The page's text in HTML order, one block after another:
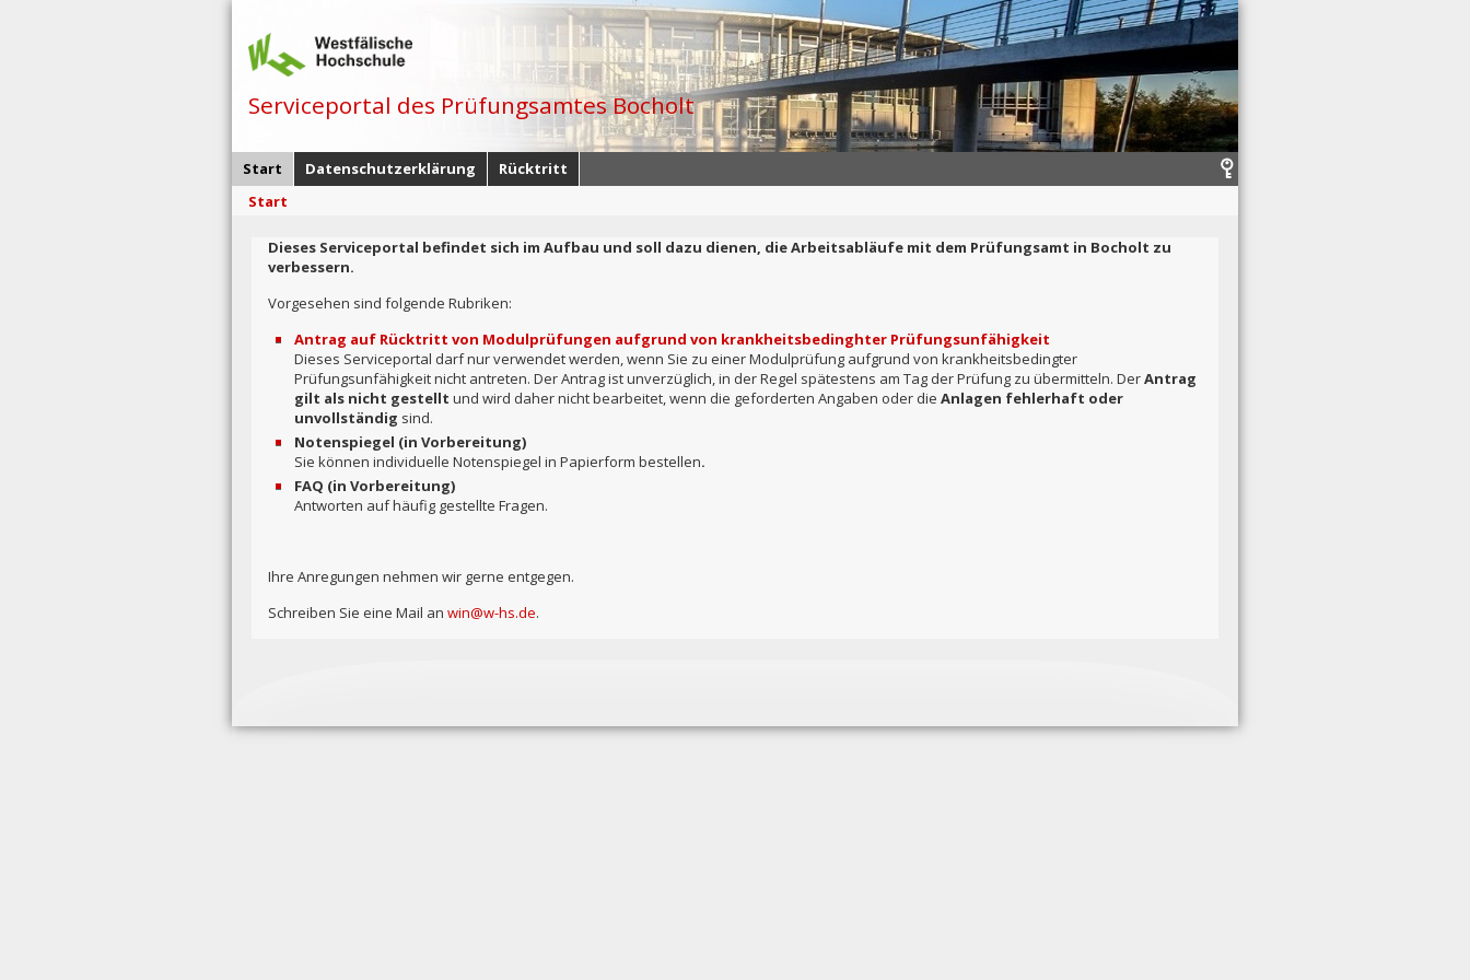
Serviceportal des Prüfungsamtes Bocholt
Start Datenschutzerklärung
Rücktritt
Start
Dieses Serviceportal befindet sich im Aufbau und soll dazu dienen, die Arbeitsabläufe mit dem Prüfungsamt in Bocholt zu
verbessern.
Vorgesehen sind folgende Rubriken:
Antrag auf Rücktritt von Modulprüfungen aufgrund von krankheitsbedinghter Prüfungsunfähigkeit
Dieses Serviceportal darf nur verwendet werden, wenn Sie zu einer Modulprüfung aufgrund von krankheitsbedingter
Prüfungsunfähigkeit nicht antreten. Der Antrag ist unverzüglich, in der Regel spätestens am Tag der Prüfung zu übermitteln. DerAntrag
gilt als nicht gestellt und wird daher nicht bearbeitet, wenn die geforderten Angaben oder die Anlagen fehlerhaft oder
unvollständig sind.
Notenspiegel (in Vorbereitung)
Sie können individuelle Notenspiegel in Papierform bestellen.
FAQ (in Vorbereitung)
Antworten auf häufig gestellte Fragen.
Ihre Anregungen nehmen wir gerne entgegen.
Schreiben Sie eine Mail anwin@w-hs.de.